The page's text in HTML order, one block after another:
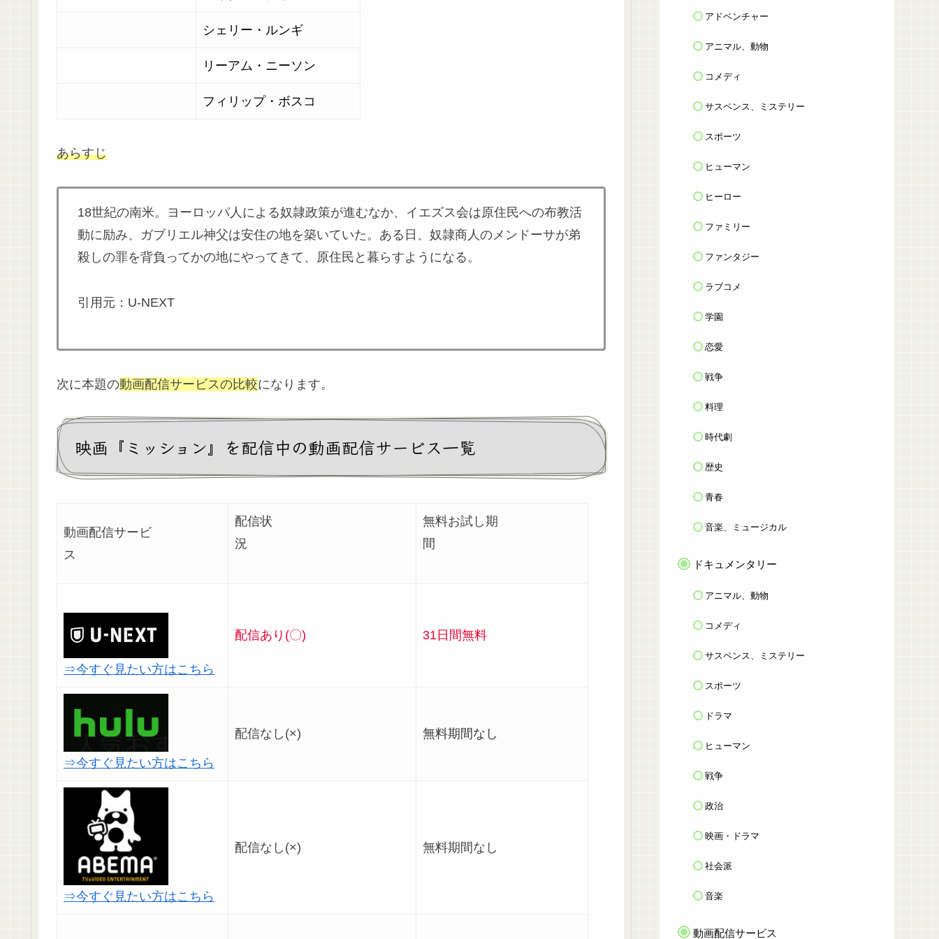
シェリー・ルンギ
リーアム・ニーソン
フィリップ・ボスコ
あらすじ
18世紀の南米。ヨーロッパ人による奴隷政策が進むなか、イエズス会は原住民への布教活
動に励み、ガブリエル神父は安住の地を築いていた。ある日、奴隷商人のメンドーサが弟
殺しの罪を背負ってかの地にやってきて、原住民と暮らすようになる。
引用元：U-NEXT
次に本題の動画配信サービスの比較になります。
映画『ミッション』を配信中の動画配信サービス一覧
動画配信サービ
ス
配信状
況
無料お試し期
間
⇒今すぐ見たい方はこちら
配信あり(〇) 31日間無料
⇒今すぐ見たい方はこちら
配信なし(×) 無料期間なし
⇒今すぐ見たい方はこちら
配信なし(×) 無料期間なし
アドベンチャー
アニマル、動物
コメディ
サスペンス、ミステリー
スポーツ
ヒューマン
ヒーロー
ファミリー
ファンタジー
ラブコメ
学園
恋愛
戦争
料理
時代劇
歴史
青春
音楽、ミュージカル
ドキュメンタリー
アニマル、動物
コメディ
サスペンス、ミステリー
スポーツ
ドラマ
ヒューマン
戦争
政治
映画・ドラマ
社会派
音楽
動画配信サービス